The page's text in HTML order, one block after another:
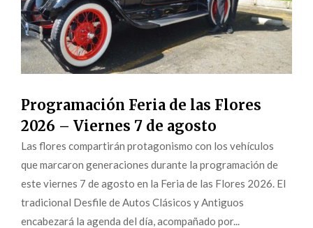
Programación Feria de las Flores
2026 – Viernes 7 de agosto
Las flores compartirán protagonismo con los vehículos
que marcaron generaciones durante la programación de
este viernes 7 de agosto en la Feria de las Flores 2026. El
tradicional Desfile de Autos Clásicos y Antiguos
encabezará la agenda del día, acompañado por...